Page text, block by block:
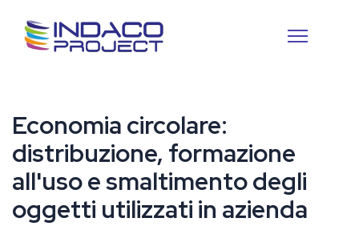
Economia circolare:
distribuzione, formazione
all'uso e smaltimento degli
oggetti utilizzati in azienda